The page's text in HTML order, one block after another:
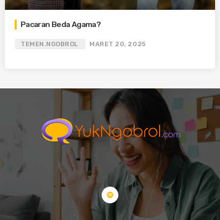
Pacaran Beda Agama?
TEMEN.NGOBROL MARET 20, 2025